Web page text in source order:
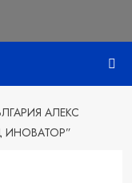
АЛЕКС
ИНОВАТОР”